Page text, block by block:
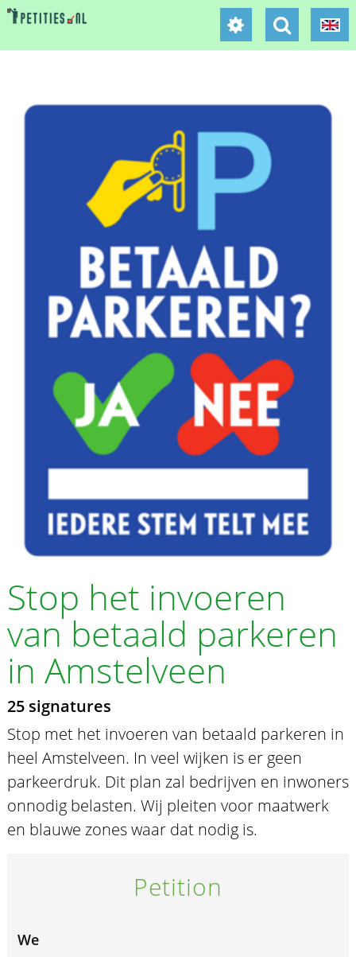
Stop het invoeren
van betaald parkeren
in Amstelveen
25 signatures
Stop met het invoeren van betaald parkeren in
heel Amstelveen. In veel wijken is er geen
parkeerdruk. Dit plan zal bedrijven en inwoners
onnodig belasten. Wij pleiten voor maatwerk
en blauwe zones waar dat nodig is.
Petition
We